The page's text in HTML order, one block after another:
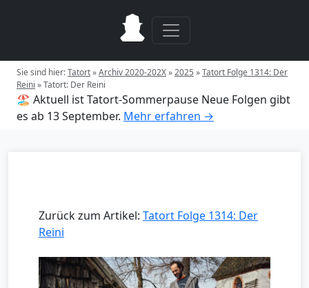
Sie sind hier:Tatort»Archiv 2020-202X»2025 »Tatort Folge 1314: Der
Reini »Tatort: Der Reini
🏖️ Aktuell ist Tatort-Sommerpause Neue Folgen gibt
es ab 13 September. Mehr erfahren →
Zurück zum Artikel: Tatort Folge 1314: Der
Reini